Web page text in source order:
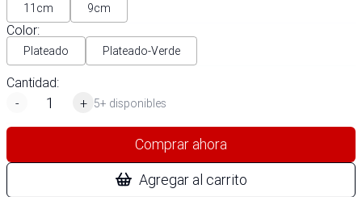
11cm 9cm
Color:
Plateado Plateado-Verde
Cantidad:
-
+ 5+ disponibles
Comprar ahora
Agregar al carrito